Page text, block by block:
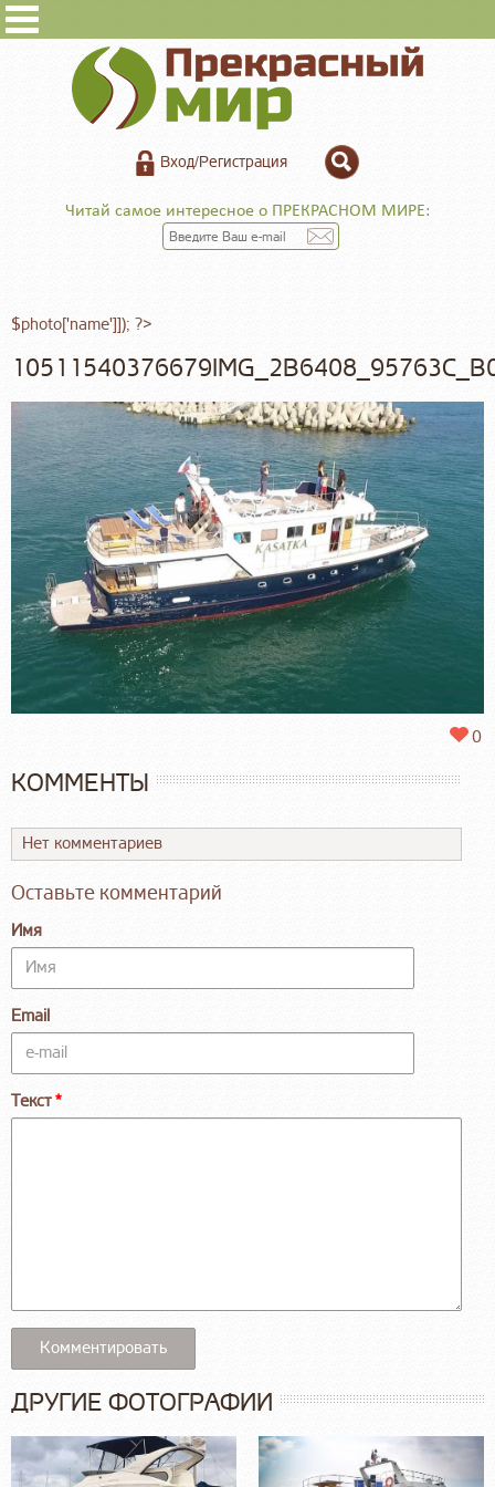
Вход/Регистрация
Читай самое интересное о ПРЕКРАСНОМ МИРЕ:
$photo['name']]); ?>
0
КОММЕНТЫ
Нет комментариев
Оставьте комментарий
Имя
Email
Текст
ДРУГИЕ ФОТОГРАФИИ